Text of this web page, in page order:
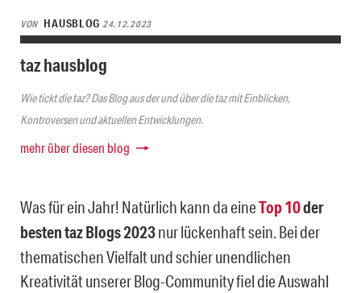
VON HAUSBLOG 24.12.2023
taz hausblog
Wie tickt die taz? Das Blog aus der und über die taz mit Einblicken,
Kontroversen und aktuellen Entwicklungen.
mehr über diesen blog
Was für ein Jahr! Natürlich kann da eineTop 10der
besten taz Blogs 2023nur lückenhaft sein. Bei der
thematischen Vielfalt und schier unendlichen
Kreativität unserer Blog-Community fiel die Auswahl